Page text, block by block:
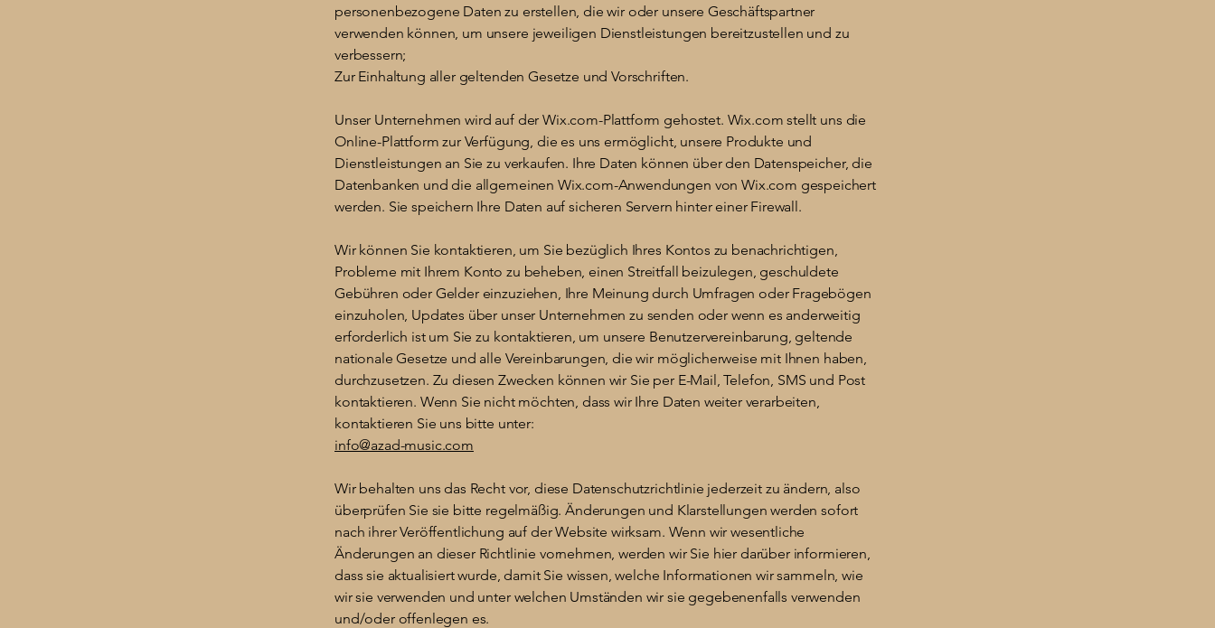
personenbezogene Daten zu erstellen, die wir oder unsere Geschäftspartner
verwenden können, um unsere jeweiligen Dienstleistungen bereitzustellen und zu
verbessern;
Zur Einhaltung aller geltenden Gesetze und Vorschriften.
Unser Unternehmen wird auf der Wix.com-Plattform gehostet. Wix.com stellt uns die
Online-Plattform zur Verfügung, die es uns ermöglicht, unsere Produkte und
Dienstleistungen an Sie zu verkaufen. Ihre Daten können über den Datenspeicher, die
Datenbanken und die allgemeinen Wix.com-Anwendungen von Wix.com gespeichert
werden. Sie speichern Ihre Daten auf sicheren Servern hinter einer Firewall.
Wir können Sie kontaktieren, um Sie bezüglich Ihres Kontos zu benachrichtigen,
Probleme mit Ihrem Konto zu beheben, einen Streitfall beizulegen, geschuldete
Gebühren oder Gelder einzuziehen, Ihre Meinung durch Umfragen oder Fragebögen
einzuholen, Updates über unser Unternehmen zu senden oder wenn es anderweitig
erforderlich ist um Sie zu kontaktieren, um unsere Benutzervereinbarung, geltende
nationale Gesetze und alle Vereinbarungen, die wir möglicherweise mit Ihnen haben,
durchzusetzen. Zu diesen Zwecken können wir Sie per E-Mail, Telefon, SMS und Post
kontaktieren. Wenn Sie nicht möchten, dass wir Ihre Daten weiter verarbeiten,
kontaktieren Sie uns bitte unter:
info@azad-music.com
Wir behalten uns das Recht vor, diese Datenschutzrichtlinie jederzeit zu ändern, also
überprüfen Sie sie bitte regelmäßig. Änderungen und Klarstellungen werden sofort
nach ihrer Veröffentlichung auf der Website wirksam. Wenn wir wesentliche
Änderungen an dieser Richtlinie vornehmen, werden wir Sie hier darüber informieren,
dass sie aktualisiert wurde, damit Sie wissen, welche Informationen wir sammeln, wie
wir sie verwenden und unter welchen Umständen wir sie gegebenenfalls verwenden
und/oder offenlegen es.